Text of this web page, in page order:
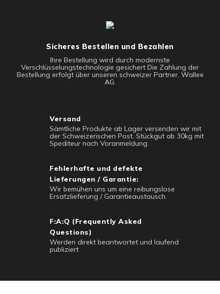
Sicheres Bestellen und Bezahlen
Ihre Bestellung wird durch modernste
Verschlüsselungstechnologie gesichert Die Zahlung der
Bestellung erfolgt über unseren schweizer Partner, Wallee
AG.
Versand
Sämtliche Produkte ab Lager versenden wir mit
der Schweizerischen Post. Stückgut ab 30kg mit
Spediteur nach Voranmeldung.
Fehlerhafte und defekte
Lieferungen / Garantie:
Wir bemühen uns um eine reibungslose
Ersatzlieferung / Garantieaustausch.
F:A:Q (Frequently Asked
Questions)
Werden direkt beantwortet und laufend
publiziert